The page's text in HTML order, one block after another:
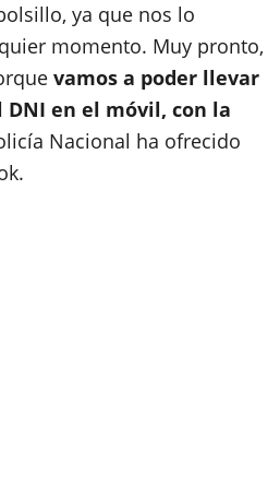
ya que nos lo
momento. Muy pronto,
vamos a poder llevar
en el móvil, con la
Nacional ha ofrecido